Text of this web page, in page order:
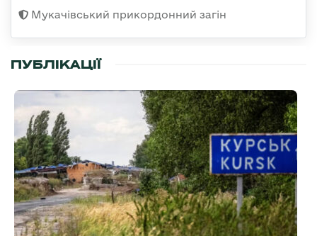
Мукачівський прикордонний загін
ПУБЛІКАЦІЇ